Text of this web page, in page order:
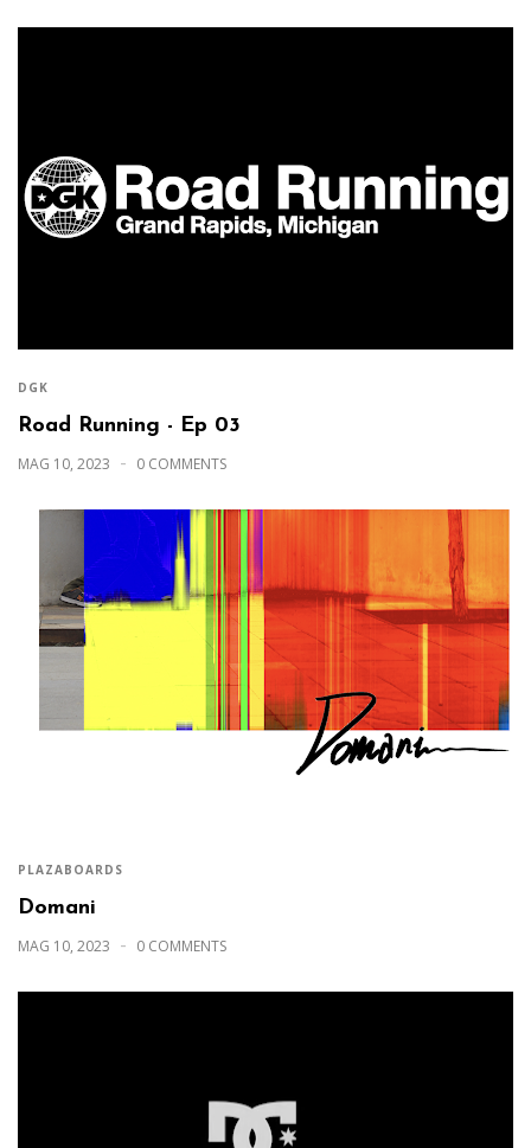
DGK
Road Running - Ep 03
MAG 10, 2023 0 COMMENTS
PLAZABOARDS
Domani
MAG 10, 2023 0 COMMENTS